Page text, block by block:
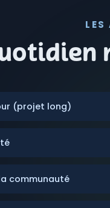
LES
(projet long)
communauté